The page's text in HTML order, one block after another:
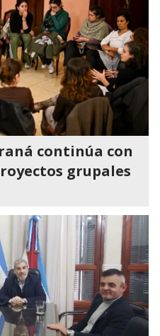
continúa con
grupales